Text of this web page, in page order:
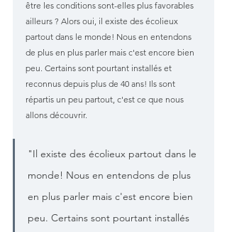
être les conditions sont-elles plus favorables
ailleurs ? Alors oui, il existe des écolieux
partout dans le monde! Nous en entendons
de plus en plus parler mais c'est encore bien
peu. Certains sont pourtant installés et
reconnus depuis plus de 40 ans! Ils sont
répartis un peu partout, c'est ce que nous
allons découvrir.
"Il existe des écolieux partout dans le
monde! Nous en entendons de plus
en plus parler mais c'est encore bien
peu. Certains sont pourtant installés